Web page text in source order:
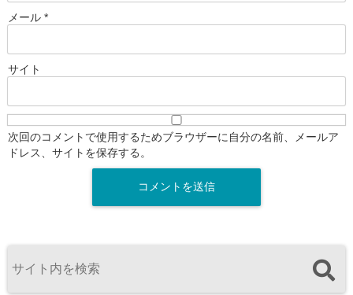
メール *
サイト
次回のコメントで使用するためブラウザーに自分の名前、メールア
ドレス、サイトを保存する。